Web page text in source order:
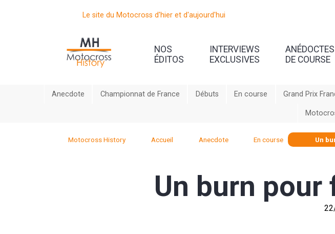
Le site du Motocross d'hier et d'aujourd'hui
NOS
ÉDITOS
INTERVIEWS
EXCLUSIVES
ANÉDOCTES
DE COURSE
Anecdote Championnat de France Débuts En course Grand Prix
Motocross History Accueil Anecdote En course Un
Un burn pour